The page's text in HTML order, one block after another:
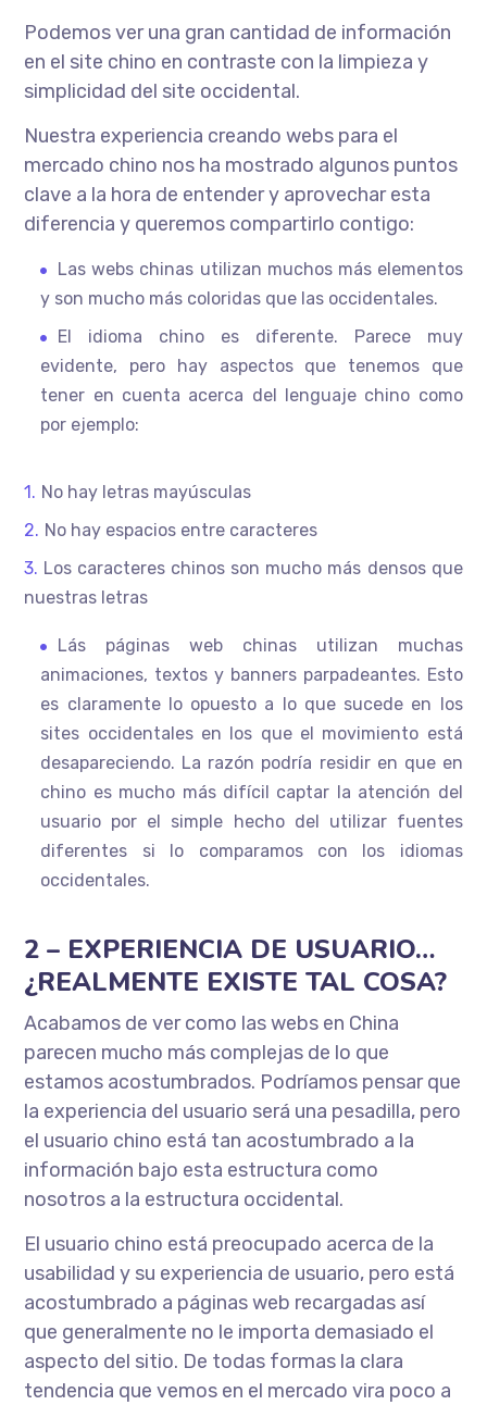
Podemos ver una gran cantidad de información
en el site chino en contraste con la limpieza y
simplicidad del site occidental.
Nuestra experiencia creando webs para el
mercado chino nos ha mostrado algunos puntos
clave a la hora de entender y aprovechar esta
diferencia y queremos compartirlo contigo:
Las webs chinas utilizan muchos más elementos
y son mucho más coloridas que las occidentales.
El idioma chino es diferente. Parece muy
evidente, pero hay aspectos que tenemos que
tener en cuenta acerca del lenguaje chino como
por ejemplo:
No hay letras mayúsculas
No hay espacios entre caracteres
Los caracteres chinos son mucho más densos que
nuestras letras
Lás páginas web chinas utilizan muchas
animaciones, textos y banners parpadeantes. Esto
es claramente lo opuesto a lo que sucede en los
sites occidentales en los que el movimiento está
desapareciendo. La razón podría residir en que en
chino es mucho más difícil captar la atención del
usuario por el simple hecho del utilizar fuentes
diferentes si lo comparamos con los idiomas
occidentales.
2 – EXPERIENCIA DE USUARIO…
¿REALMENTE EXISTE TAL COSA?
Acabamos de ver como las webs en China
parecen mucho más complejas de lo que
estamos acostumbrados. Podríamos pensar que
la experiencia del usuario será una pesadilla, pero
el usuario chino está tan acostumbrado a la
información bajo esta estructura como
nosotros a la estructura occidental.
El usuario chino está preocupado acerca de la
usabilidad y su experiencia de usuario, pero está
acostumbrado a páginas web recargadas así
que generalmente no le importa demasiado el
aspecto del sitio. De todas formas la clara
tendencia que vemos en el mercado vira poco a